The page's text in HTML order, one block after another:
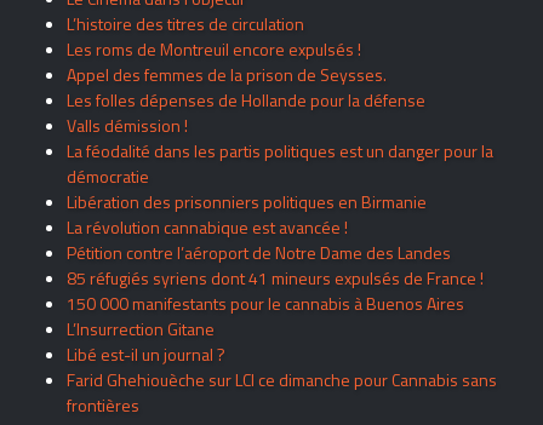
L’histoire des titres de circulation
Les roms de Montreuil encore expulsés !
Appel des femmes de la prison de Seysses.
Les folles dépenses de Hollande pour la défense
Valls démission !
La féodalité dans les partis politiques est un danger pour la
démocratie
Libération des prisonniers politiques en Birmanie
La révolution cannabique est avancée !
Pétition contre l’aéroport de Notre Dame des Landes
85 réfugiés syriens dont 41 mineurs expulsés de France !
150 000 manifestants pour le cannabis à Buenos Aires
L’Insurrection Gitane
Libé est-il un journal ?
Farid Ghehiouèche sur LCI ce dimanche pour Cannabis sans
frontières